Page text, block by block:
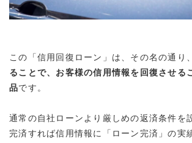
この「信用回復ローン」は、その名の通り、
ることで、お客様の信用情報を回復させる
品です。
通常の自社ローンより厳しめの返済条件を
完済すれば信用情報に「ローン完済」の実